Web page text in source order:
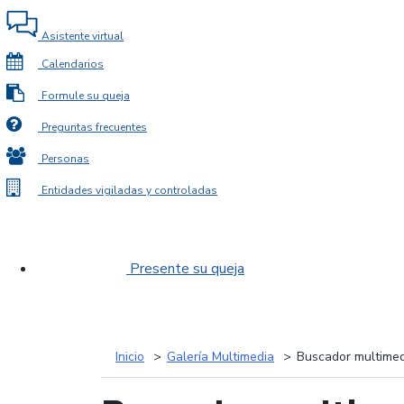
Asistente virtual
Calendarios
Formule su queja
Preguntas frecuentes
Personas
Entidades vigiladas y controladas
Presente su queja
Inicio Galería Multimedia Buscador